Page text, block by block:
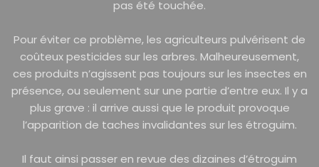
pas été touchée.
Pour éviter ce problème, les agriculteurs pulvérisent de
coûteux pesticides sur les arbres. Malheureusement,
ces produits n’agissent pas toujours sur les insectes en
présence, ou seulement sur une partie d’entre eux. Il y a
plus grave : il arrive aussi que le produit provoque
l’apparition de taches invalidantes sur les étroguim.
Il faut ainsi passer en revue des dizaines d’étroguim